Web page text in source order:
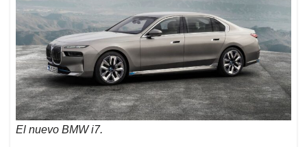
El nuevo BMW i7.